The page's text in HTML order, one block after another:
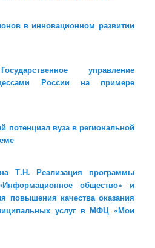
в инновационном развитии
управление
России на примере
потенциал вуза в региональной
Т.Н. Реализация программы
общество» и
повышения качества оказания
услуг в МФЦ «Мои